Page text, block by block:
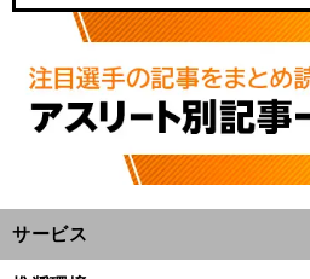
サービス